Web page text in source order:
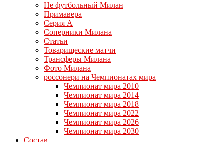
Не футбольный Милан
Примавера
Серия А
Соперники Милана
Статьи
Товарищеские матчи
Трансферы Милана
Фото Милана
россонери на Чемпионатах мира
Чемпионат мира 2010
Чемпионат мира 2014
Чемпионат мира 2018
Чемпионат мира 2022
Чемпионат мира 2026
Чемпионат мира 2030
Состав